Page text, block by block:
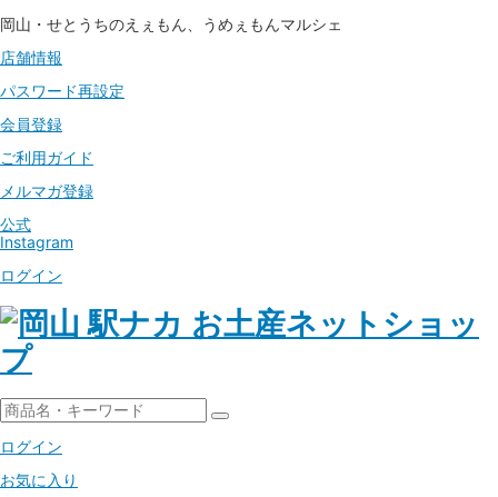
岡山・せとうちのえぇもん、うめぇもんマルシェ
店舗情報
パスワード再設定
会員登録
ご利用ガイド
メルマガ登録
公式
Instagram
ログイン
ログイン
お気に入り